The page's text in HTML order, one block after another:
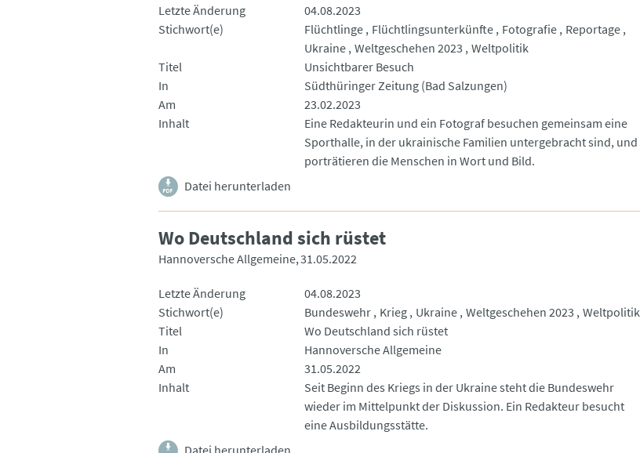
Letzte Änderung
04.08.2023
Stichwort(e)
Flüchtlinge Flüchtlingsunterkünfte Fotografie
Reportage
Ukraine Weltgeschehen 2023 Weltpolitik
Titel
Unsichtbarer Besuch
In
Südthüringer Zeitung (Bad Salzungen)
Am
23.02.2023
Inhalt
Eine Redakteurin und ein Fotograf besuchen gemeinsam eine
Sporthalle, in der ukrainische Familien untergebracht sind, und
porträtieren die Menschen in Wort und Bild.
Datei herunterladen
Wo Deutschland sich rüstet
Hannoversche Allgemeine 31.05.2022
Letzte Änderung
04.08.2023
Stichwort(e)
Bundeswehr Krieg Ukraine Weltgeschehen 2023 Weltpolitik
Titel
Wo Deutschland sich rüstet
In
Hannoversche Allgemeine
Am
31.05.2022
Inhalt
Seit Beginn des Kriegs in der Ukraine steht die Bundeswehr
wieder im Mittelpunkt der Diskussion. Ein Redakteur besucht
eine Ausbildungsstätte.
Datei herunterladen